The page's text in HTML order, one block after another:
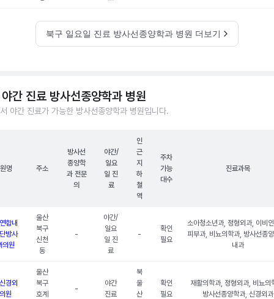
북구 일요일 진료 방사선종양학과 병원 더보기
간 진료 방사선종양학과 병원
야간 진료가 가능한 방사선종양학과 병원입니다.
명 주소
방사선
종양학
과 전문
의
야간/
일요
일 진
료
인
근
지
하
철
역
주차
가능
대수
진료과목
합내
방사
의원
울산
북구
신천
동
-
야간/
일요
일 진
료
-
확인
필요
소아청소년과, 정형외과, 이비인
피부과, 비뇨의학과, 방사선종양
내과
경외
원
울산
북구
호계
-
야간
진료
북
울
산
확인
필요
재활의학과, 정형외과, 비뇨의
방사선종양학과, 신경외과